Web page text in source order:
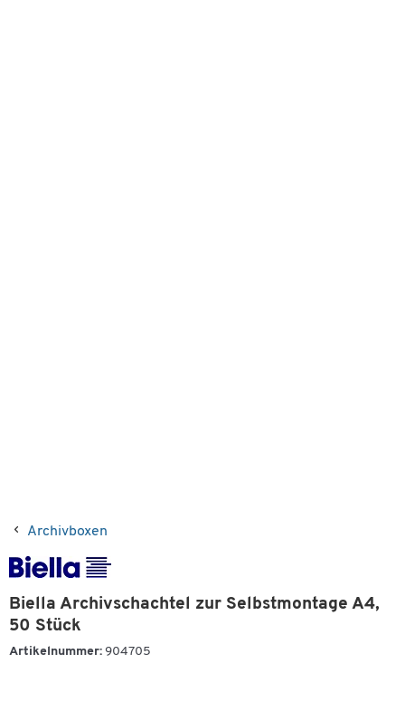
Archivboxen
Biella Archivschachtel zur Selbstmontage A4,
50 Stück
Artikelnummer: 904705